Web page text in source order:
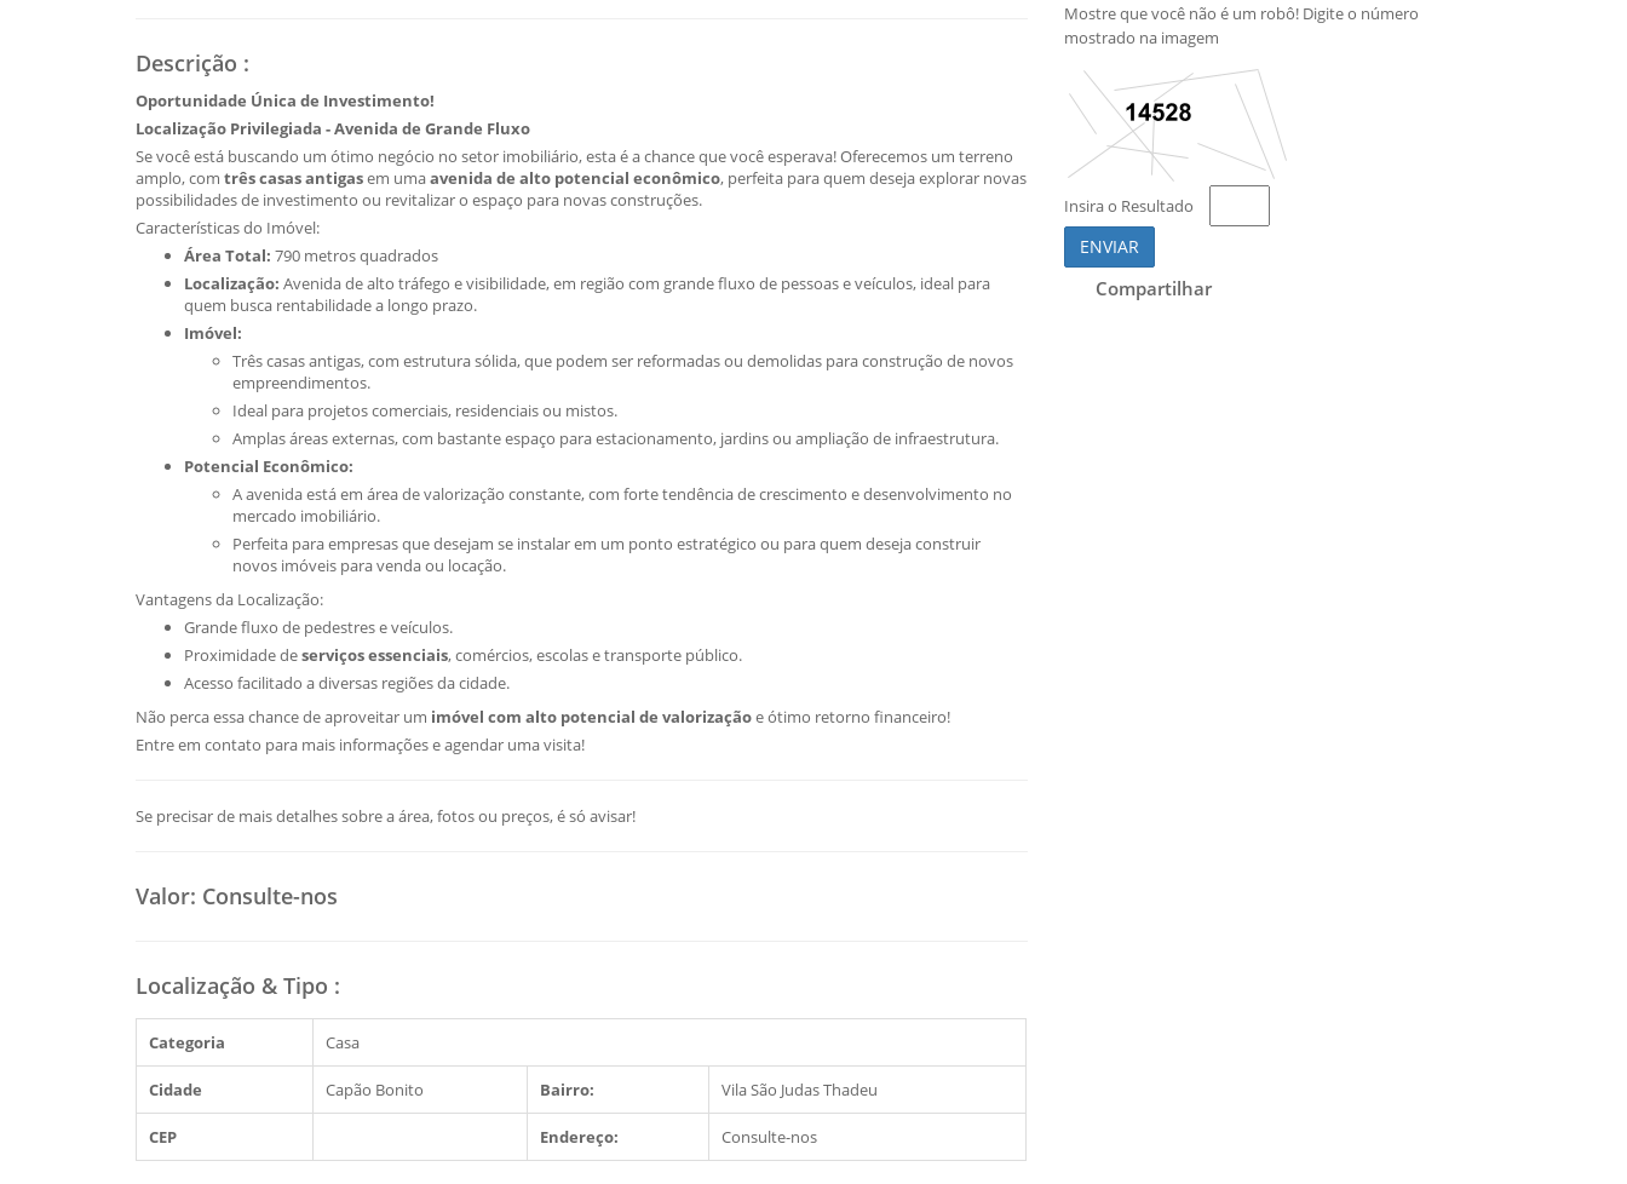
Descrição :
Oportunidade Única de Investimento!
Localização Privilegiada - Avenida de Grande Fluxo
Se você está buscando um ótimo negócio no setor imobiliário, esta é a chance que você esperava! Oferecemos um terreno
amplo, com três casas antigasem umaavenida de alto potencial econômico, perfeita para quem deseja explorar novas
possibilidades de investimento ou revitalizar o espaço para novas construções.
Características do Imóvel:
Área Total: 790 metros quadrados
Localização: Avenida de alto tráfego e visibilidade, em região com grande fluxo de pessoas e veículos, ideal para
quem busca rentabilidade a longo prazo.
Imóvel:
Três casas antigas, com estrutura sólida, que podem ser reformadas ou demolidas para construção de novos
empreendimentos.
Ideal para projetos comerciais, residenciais ou mistos.
Amplas áreas externas, com bastante espaço para estacionamento, jardins ou ampliação de infraestrutura.
Potencial Econômico:
A avenida está em área de valorização constante, com forte tendência de crescimento e desenvolvimento no
mercado imobiliário.
Perfeita para empresas que desejam se instalar em um ponto estratégico ou para quem deseja construir
novos imóveis para venda ou locação.
Vantagens da Localização:
Grande fluxo de pedestres e veículos.
Proximidade deserviços essenciais, comércios, escolas e transporte público.
Acesso facilitado a diversas regiões da cidade.
Não perca essa chance de aproveitar um imóvel com alto potencial de valorizaçãoe ótimo retorno financeiro!
Entre em contato para mais informações e agendar uma visita!
Se precisar de mais detalhes sobre a área, fotos ou preços, é só avisar!
Valor: Consulte-nos
Localização & Tipo :
Categoria Casa
Cidade Capão Bonito Bairro: Vila São Judas Thadeu
CEP Endereço: Consulte-nos
Mostre que você não é um robô! Digite o número
mostrado na imagem
Insira o Resultado
ENVIAR
Compartilhar